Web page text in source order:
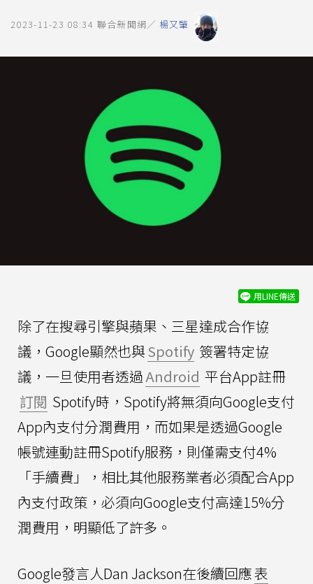
2023-11-23 08:34 聯合新聞網／ 楊又肇
用LINE傳送
除了在搜尋引擎與蘋果、三星達成合作協
議，Google顯然也與Spotify 簽署特定協
議，一旦使用者透過Android 平台App註冊
訂閱 Spotify時，Spotify將無須向Google支付
App內支付分潤費用，而如果是透過Google
帳號連動註冊Spotify服務，則僅需支付4%
「手續費」，相比其他服務業者必須配合App
內支付政策，必須向Google支付高達15%分
潤費用，明顯低了許多。
Google發言人Dan Jackson在後續回應表